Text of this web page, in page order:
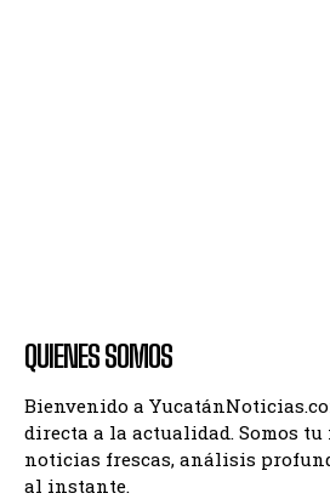
QUIENES SOMOS
Bienvenido a
directa a la actualidad. Somos
noticias frescas, análisis
al instante.